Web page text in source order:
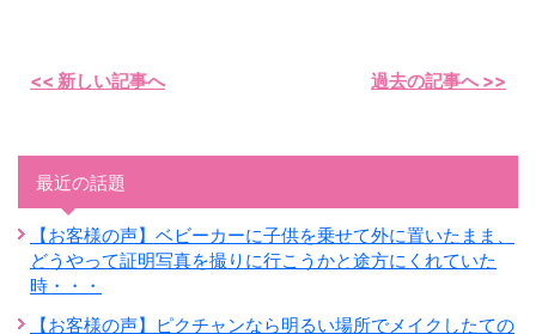
<< 新しい記事へ 過去の記事へ >>
最近の話題
【お客様の声】ベビーカーに子供を乗せて外に置いたまま、
どうやって証明写真を撮りに行こうかと途方にくれていた
時・・・
【お客様の声】ピクチャンなら明るい場所でメイクしたての